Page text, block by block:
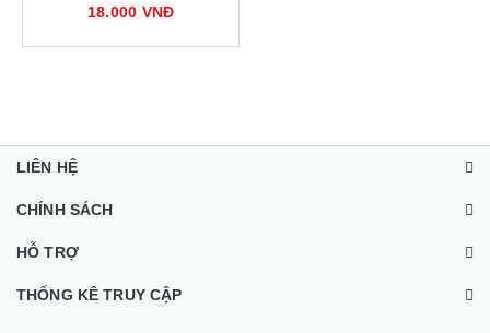
18.000 VNĐ
LIÊN HỆ
CHÍNH SÁCH
HỖ TRỢ
THỐNG KÊ TRUY CẬP